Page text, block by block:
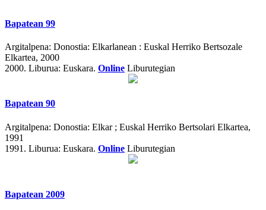
Bapatean 99
Argitalpena: Donostia: Elkarlanean : Euskal Herriko Bertsozale
Elkartea, 2000
2000. Liburua: Euskara. Online Liburutegian
Bapatean 90
Argitalpena: Donostia: Elkar ; Euskal Herriko Bertsolari Elkartea,
1991
1991. Liburua: Euskara. Online Liburutegian
Bapatean 2009